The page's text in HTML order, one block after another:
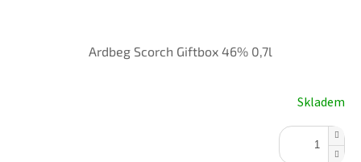
Ardbeg Scorch Giftbox 46% 0,7l
Skladem